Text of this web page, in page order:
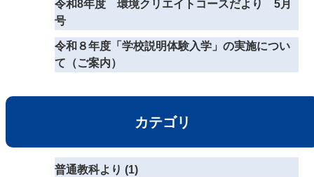
令和8年度 環境クリエイトコースだより 5月
号
令和８年度「学校説明体験入学」の実施につい
て（ご案内）
カテゴリ
普通教科より (1)